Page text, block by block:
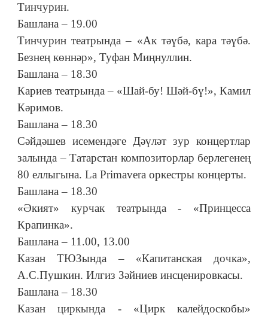
Тинчурин.
Башлана – 19.00
Тинчурин театрында – «Ак тәүбә, кара тәүбә.
Безнең көннәр», Туфан Миңнуллин.
Башлана – 18.30
Кариев театрында – «Шай-бу! Шәй-бү!», Камил
Кәримов.
Башлана – 18.30
Сәйдәшев исемендәге Дәүләт зур концертлар
залында – Татарстан композиторлар берлегенең
80 еллыгына. La Primavera оркестры концерты.
Башлана – 18.30
«Әкият» курчак театрында - «Принцесса
Крапинка».
Башлана – 11.00, 13.00
Казан ТЮЗында – «Капитанская дочка»,
А.С.Пушкин. Илгиз Зәйниев инсценировкасы.
Башлана – 18.30
Казан циркында - «Цирк калейдоскобы»